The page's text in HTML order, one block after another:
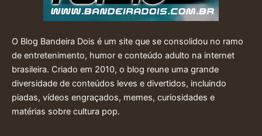
O Blog Bandeira Dois é um site que se consolidou no ramo
de entretenimento, humor e conteúdo adulto na internet
brasileira. Criado em 2010, o blog reune uma grande
diversidade de conteúdos leves e divertidos, incluindo
piadas, vídeos engraçados, memes, curiosidades e
matérias sobre cultura pop.